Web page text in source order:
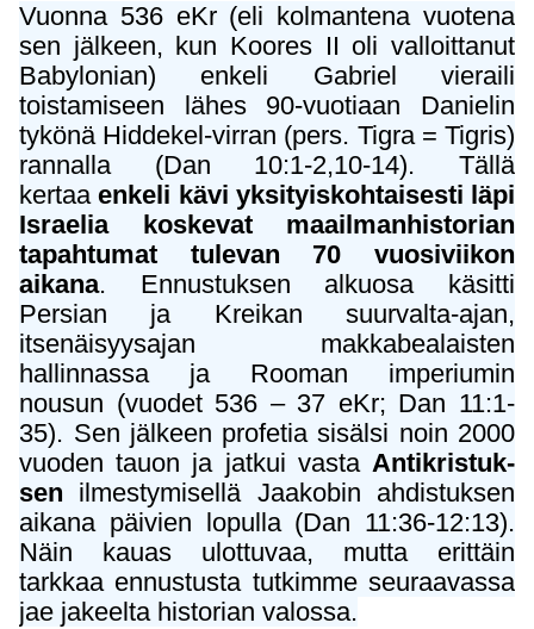
Vuonna 536 eKr (eli kolmantena vuotena
sen jälkeen, kun Koores II oli valloittanut
Babylonian) enkeli Gabriel vieraili
toistamiseen lähes 90-vuotiaan Danielin
tykönä Hiddekel-virran (pers. Tigra = Tigris)
rannalla (Dan 10:1-2,10-14). Tällä
kertaaenkeli kävi yksityiskohtaisesti läpi
Israelia koskevat maailmanhistorian
tapahtumat tulevan 70 vuosiviikon
aikana. Ennustuksen alkuosa käsitti
Persian ja Kreikan suurvalta-ajan,
itsenäisyysajan makkabealaisten
hallinnassa ja Rooman imperiumin
nousun (vuodet 536 – 37 eKr; Dan 11:1-
35). Sen jälkeen profetia sisälsi noin 2000
vuoden tauon ja jatkui vasta Antikristuk-
sen ilmestymisellä Jaakobin ahdistuksen
aikana päivien lopulla (Dan 11:36-12:13).
Näin kauas ulottuvaa, mutta erittäin
tarkkaa ennustusta tutkimme seuraavassa
jae jakeelta historian valossa.